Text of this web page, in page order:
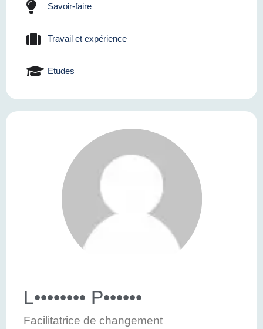
Savoir-faire
Travail et expérience
Etudes
L•••••••• P••••••
Facilitatrice de changement